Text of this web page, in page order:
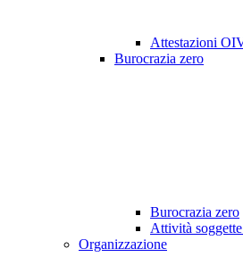
Attestazioni
Burocrazia zero
Burocrazia zero
Attività
Organizzazione